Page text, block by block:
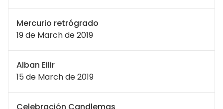
Mercurio retrógrado
19 de March de 2019
Alban Eilir
15 de March de 2019